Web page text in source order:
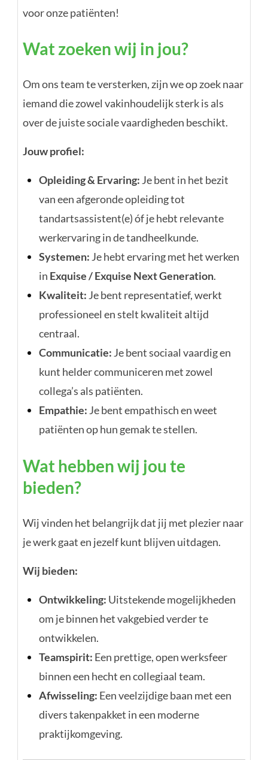
voor onze patiënten!
Wat zoeken wij in jou?
Om ons team te versterken, zijn we op zoek naar
iemand die zowel vakinhoudelijk sterk is als
over de juiste sociale vaardigheden beschikt.
Jouw profiel:
Opleiding & Ervaring: Je bent in het bezit
van een afgeronde opleiding tot
tandartsassistent(e) óf je hebt relevante
werkervaring in de tandheelkunde.
Systemen: Je hebt ervaring met het werken
in Exquise / Exquise Next Generation.
Kwaliteit: Je bent representatief, werkt
professioneel en stelt kwaliteit altijd
centraal.
Communicatie: Je bent sociaal vaardig en
kunt helder communiceren met zowel
collega’s als patiënten.
Empathie: Je bent empathisch en weet
patiënten op hun gemak te stellen.
Wat hebben wij jou te
bieden?
Wij vinden het belangrijk dat jij met plezier naar
je werk gaat en jezelf kunt blijven uitdagen.
Wij bieden:
Ontwikkeling: Uitstekende mogelijkheden
om je binnen het vakgebied verder te
ontwikkelen.
Teamspirit: Een prettige, open werksfeer
binnen een hecht en collegiaal team.
Afwisseling: Een veelzijdige baan met een
divers takenpakket in een moderne
praktijkomgeving.